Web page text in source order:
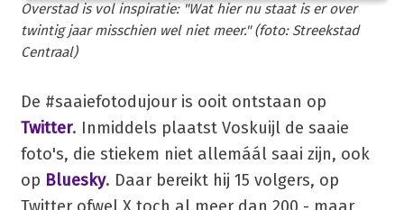
Overstad is vol inspiratie: "Wat hier nu staat is er over
twintig jaar misschien wel niet meer." (foto: Streekstad
Centraal)
De #saaiefotodujour is ooit ontstaan op
Twitter. Inmiddels plaatst Voskuijl de saaie
foto's, die stiekem niet allemáál saai zijn, ook
op Bluesky. Daar bereikt hij 15 volgers, op